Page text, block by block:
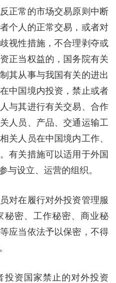
正常的市场交易原则中断
个人的正常交易，或者对
视性措施，不合理剥夺或
正当权益的，国务院有关
其从事与我国有关的进出
中国境内投资，禁止或者
与其进行有关交易、合作
人员、产品、交通运输工
关人员在中国境内工作、
有关措施可以适用于外国
与设立、运营的组织。
在履行对外投资管理服
秘密、工作秘密、商业秘
应当依法予以保密，不得
国家禁止的对外投资